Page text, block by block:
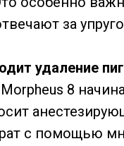
за
удаление
8
с помощью